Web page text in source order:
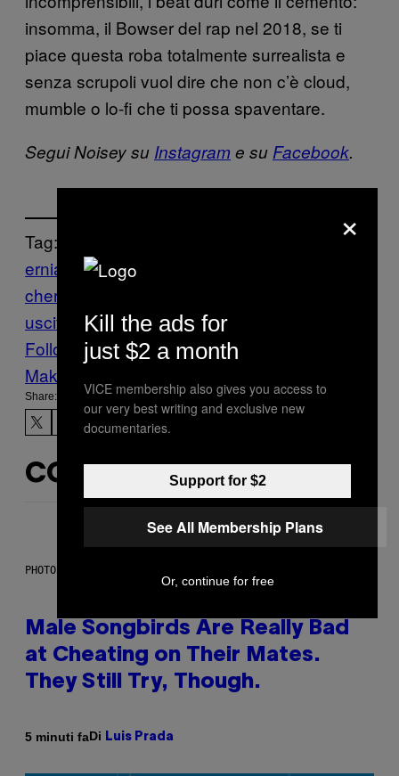
insomma, il Bowser del rap nel 2018, se ti
piace questa roba totalmente surrealista e
senza scrupoli vuol dire che non c’è cloud,
mumble o lo-fi che ti possa spaventare.
Segui Noisey su Instagram e su Facebook.
Tag:
ernia simba Music
cherry
uscite
Streaming
Follow Us On Discover
Make Us Preferred In Top Stories
Share:
CONTENUTI SIMILI
PHOTO: ANDREW_HOWE / GETTY IMAGES
Male Songbirds Are Really Bad
at Cheating on Their Mates.
They Still Try, Though.
5 minuti faDi Luis Prada
×
Kill the ads for
just $2 a month
VICE membership also gives you access to
our very best writing and exclusive new
documentaries.
Support for $2
See All Membership Plans
Or, continue for free